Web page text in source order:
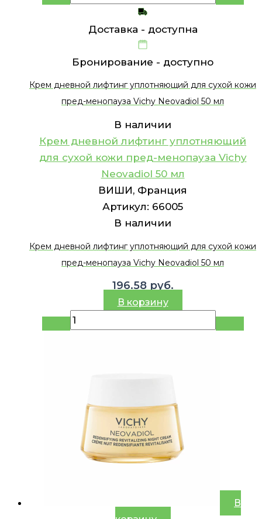
Доставка - доступна
Бронирование - доступно
Крем дневной лифтинг уплотняющий для сухой кожи
пред-менопауза Vichy Neovadiol 50 мл
В наличии
Крем дневной лифтинг уплотняющий
для сухой кожи пред-менопауза Vichy
Neovadiol 50 мл
ВИШИ, Франция
Артикул: 66005
В наличии
Крем дневной лифтинг уплотняющий для сухой кожи
пред-менопауза Vichy Neovadiol 50 мл
196.58 руб.
В корзину
В